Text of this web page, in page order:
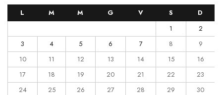
L M M G V S
D
1
2
3
4 5 6 7 8
9
10
11 12 13 14 15
16
17
18 19 20 21 22
23
24
25 26 27 28 29
30